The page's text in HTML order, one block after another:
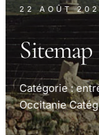
22 AOÛT
Sitemap
Catégorie :
Occitanie